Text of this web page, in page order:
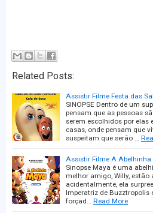
Related Posts:
Assistir Filme Festa das
SINOPSE Dentro de um
pensam que as pessoas
serem escolhidos por elas
casas, onde pensam que
suspeitam que serão …
Assistir Filme A
Sinopse Maya é uma
melhor amigo, Willy, estão
acidentalmente, ela
Imperatriz de Buzztropolis
forçad…
Read More